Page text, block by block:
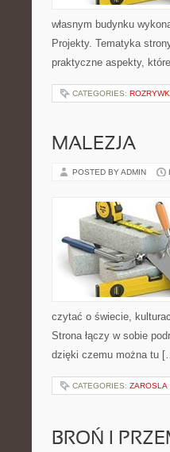
własnym budynku
Projekty. Tematyka
praktyczne aspekty,
CATEGORIES:
MALEZJA
POSTED BY ADMIN
czytać o świecie,
Strona łączy w sobie
dzięki czemu można tu
CATEGORIES: ZAROSLA
BROŃ I